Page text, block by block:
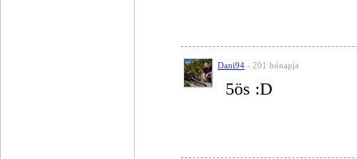
Dani94 - 201 hónapja
5ös :D